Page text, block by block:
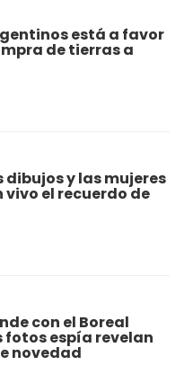
está a favor
de tierras a
dibujos y las mujeres
el recuerdo de
con el Boreal
fotos espía revelan
novedad